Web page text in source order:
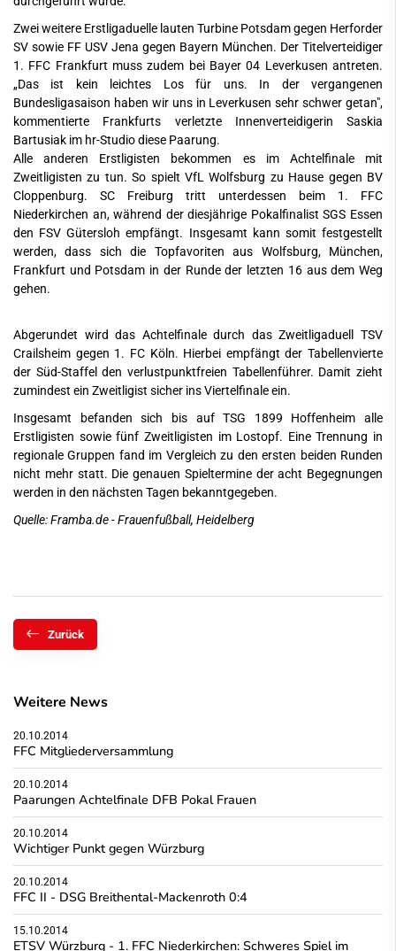
Zwei weitere Erstligaduelle lauten Turbine Potsdam gegen Herforder
SV sowie FF USV Jena gegen Bayern München. Der Titelverteidiger
1. FFC Frankfurt muss zudem bei Bayer 04 Leverkusen antreten.
„Das ist kein leichtes Los für uns. In der vergangenen
Bundesligasaison haben wir uns in Leverkusen sehr schwer getan",
kommentierte Frankfurts verletzte Innenverteidigerin Saskia
Bartusiak im hr-Studio diese Paarung.
Alle anderen Erstligisten bekommen es im Achtelfinale mit
Zweitligisten zu tun. So spielt VfL Wolfsburg zu Hause gegen BV
Cloppenburg. SC Freiburg tritt unterdessen beim 1. FFC
Niederkirchen an, während der diesjährige Pokalfinalist SGS Essen
den FSV Gütersloh empfängt. Insgesamt kann somit festgestellt
werden, dass sich die Topfavoriten aus Wolfsburg, München,
Frankfurt und Potsdam in der Runde der letzten 16 aus dem Weg
gehen.
Abgerundet wird das Achtelfinale durch das Zweitligaduell TSV
Crailsheim gegen 1. FC Köln. Hierbei empfängt der Tabellenvierte
der Süd-Staffel den verlustpunktfreien Tabellenführer. Damit zieht
zumindest ein Zweitligist sicher ins Viertelfinale ein.
Insgesamt befanden sich bis auf TSG 1899 Hoffenheim alle
Erstligisten sowie fünf Zweitligisten im Lostopf. Eine Trennung in
regionale Gruppen fand im Vergleich zu den ersten beiden Runden
nicht mehr statt. Die genauen Spieltermine der acht Begegnungen
werden in den nächsten Tagen bekanntgegeben.
Quelle: Framba.de - Frauenfußball, Heidelberg
Zurück
Weitere News
20.10.2014
FFC Mitgliederversammlung
20.10.2014
Paarungen Achtelfinale DFB Pokal Frauen
20.10.2014
Wichtiger Punkt gegen Würzburg
20.10.2014
FFC II - DSG Breithental-Mackenroth 0:4
15.10.2014
ETSV Würzburg - 1. FFC Niederkirchen: Schweres Spiel im